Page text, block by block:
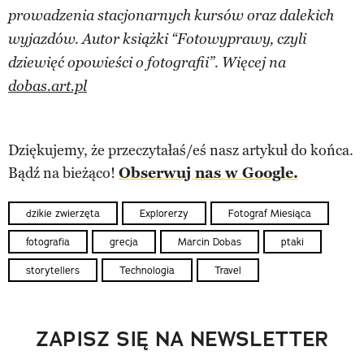
prowadzenia stacjonarnych kursów oraz dalekich
wyjazdów. Autor książki “Fotowyprawy, czyli
dziewięć opowieści o fotografii”. Więcej na
dobas.art.pl
Dziękujemy, że przeczytałaś/eś nasz artykuł do końca.
Bądź na bieżąco! Obserwuj nas w Google.
dzikie zwierzęta Explorerzy Fotograf Miesiąca
fotografia grecja Marcin Dobas ptaki
storytellers Technologia Travel
ZAPISZ SIĘ NA NEWSLETTER